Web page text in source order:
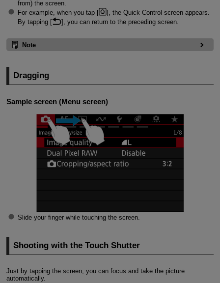
from) the screen.
For example, when you tap [
], the Quick Control screen appears.
By tapping [
], you can return to the preceding screen.
Note
Dragging
Sample screen (Menu screen)
Slide your finger while touching the screen.
Shooting with the Touch Shutter
Just by tapping the screen, you can focus and take the picture
automatically.